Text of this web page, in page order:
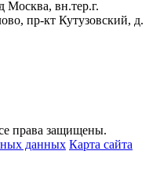
Москва, вн.тер.г.
пр-кт Кутузовский, д.
права защищены.
данных Карта сайта